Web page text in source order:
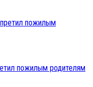
пожилым родителям